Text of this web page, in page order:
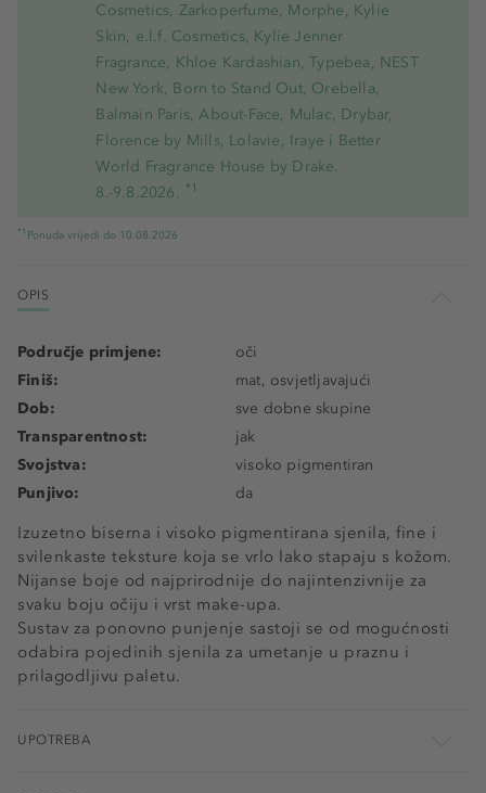
Cosmetics, Zarkoperfume, Morphe, Kylie
Skin, e.l.f. Cosmetics, Kylie Jenner
Fragrance, Khloe Kardashian, Typebea, NEST
New York, Born to Stand Out, Orebella,
Balmain Paris, About-Face, Mulac, Drybar,
Florence by Mills, Lolavie, Iraye i Better
World Fragrance House by Drake.
8.-9.8.2026. *1
*1 Ponuda vrijedi do 10.08.2026
OPIS
Izuzetno biserna i visoko pigmentirana sjenila, fine i
svilenkaste teksture koja se vrlo lako stapaju s kožom.
Nijanse boje od najprirodnije do najintenzivnije za
svaku boju očiju i vrst make-upa.
Sustav za ponovno punjenje sastoji se od mogućnosti
odabira pojedinih sjenila za umetanje u praznu i
prilagodljivu paletu.
Područje primjene:
oči
Finiš:
mat, osvjetljavajući
Dob:
sve dobne skupine
Transparentnost:
jak
Svojstva:
visoko pigmentiran
Punjivo:
da
UPOTREBA